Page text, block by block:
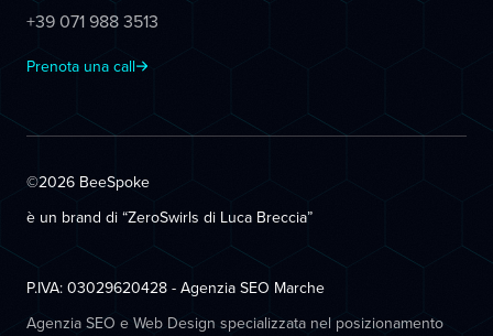
+39 071 988 3513
Prenota una call
©2026 BeeSpoke
è un brand di “ZeroSwirls di Luca Breccia”
P.IVA: 03029620428 - Agenzia SEO Marche
Agenzia SEO e Web Design specializzata nel posizionamento